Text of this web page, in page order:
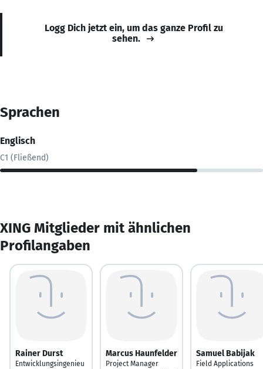
Logg Dich jetzt ein, um das ganze Profil zu
sehen.
Sprachen
Englisch
C1 (Fließend)
XING Mitglieder mit ähnlichen
Profilangaben
Rainer Durst
Entwicklungsingenieu
Marcus Haunfelder
Project Manager
Samuel Babijak
Field Applications